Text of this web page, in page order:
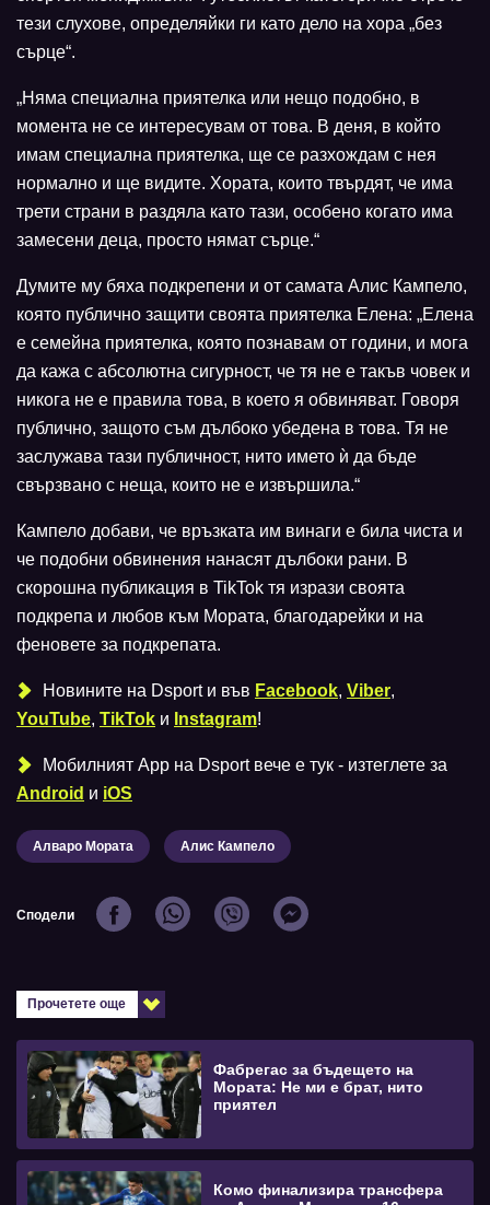
тези слухове, определяйки ги като дело на хора „без
сърце“.
„Няма специална приятелка или нещо подобно, в
момента не се интересувам от това. В деня, в който
имам специална приятелка, ще се разхождам с нея
нормално и ще видите. Хората, които твърдят, че има
трети страни в раздяла като тази, особено когато има
замесени деца, просто нямат сърце.“
Думите му бяха подкрепени и от самата Алис Кампело,
която публично защити своята приятелка Елена: „Елена
е семейна приятелка, която познавам от години, и мога
да кажа с абсолютна сигурност, че тя не е такъв човек и
никога не е правила това, в което я обвиняват. Говоря
публично, защото съм дълбоко убедена в това. Тя не
заслужава тази публичност, нито името ѝ да бъде
свързвано с неща, които не е извършила.“
Кампело добави, че връзката им винаги е била чиста и
че подобни обвинения нанасят дълбоки рани. В
скорошна публикация в TikTok тя изрази своята
подкрепа и любов към Мората, благодарейки и на
феновете за подкрепата.
Новините на Dsport и във Facebook, Viber,
YouTube, TikTok и Instagram!
Мобилният Аpp на Dsport вече е тук - изтеглете за
Android и iOS
Алваро Мората Алис Кампело
Сподели
Прочетете още
Фабрегас за бъдещето на
Мората: Не ми е брат, нито
приятел
Комо финализира трансфера